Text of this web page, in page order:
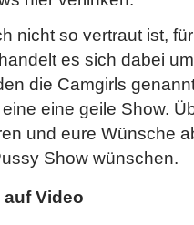
nicht so vertraut ist,
es sich dabei
die Camgirls
eine geile Show.
und eure Wünsche
Show wünschen.
Video